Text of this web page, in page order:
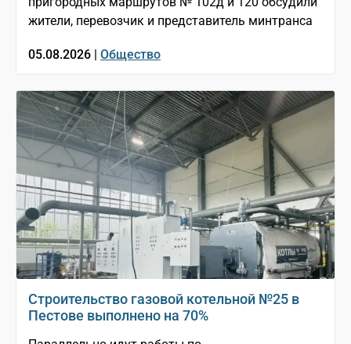
жители, перевозчик и представитель минтранса
05.08.2026 | Общество
Строительство газовой котельной №25 в
Пестове выполнено на 70%